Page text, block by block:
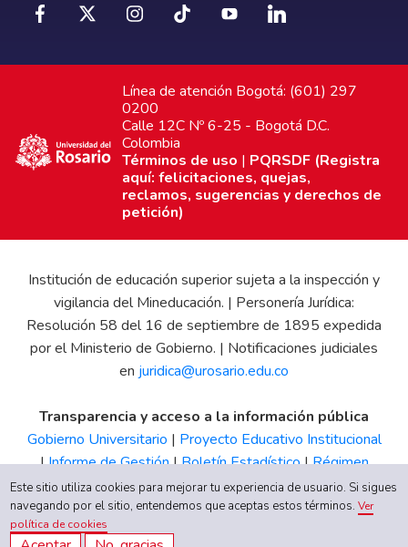
Línea de atención Bogotá: (601) 297
0200
Calle 12C Nº 6-25 - Bogotá D.C.
Colombia
Términos de uso | PQRSDF (Registra
aquí: felicitaciones, quejas,
reclamos, sugerencias y derechos de
petición)
Institución de educación superior sujeta a la inspección y
vigilancia del Mineducación. | Personería Jurídica:
Resolución 58 del 16 de septiembre de 1895 expedida
por el Ministerio de Gobierno. | Notificaciones judiciales
en juridica@urosario.edu.co
Transparencia y acceso a la información pública
Gobierno Universitario | Proyecto Educativo Institucional
|Informe de Gestión|Boletín Estadístico|Régimen
Tributario|Estados Financieros |Código de Ética| Canal
de Integridad UR
Este sitio utiliza cookies para mejorar tu experiencia de usuario. Si sigues
navegando por el sitio, entendemos que aceptas estos términos.Ver
política de cookies